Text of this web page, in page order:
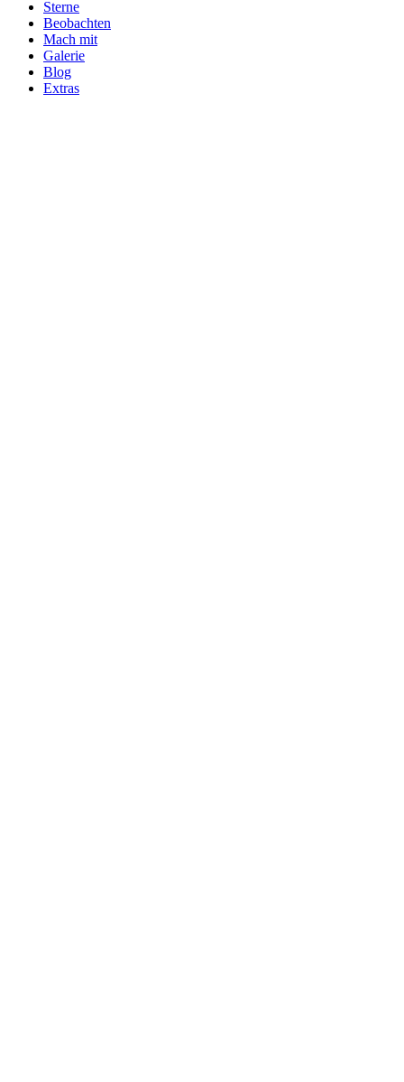
Sterne
Beobachten
Mach mit
Galerie
Blog
Extras